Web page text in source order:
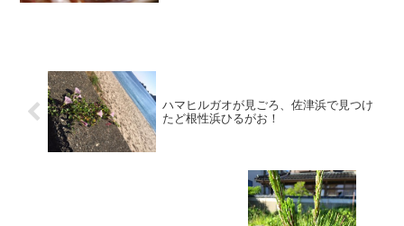
ハマヒルガオが見ごろ、佐津浜で見つけ
たど根性浜ひるがお！